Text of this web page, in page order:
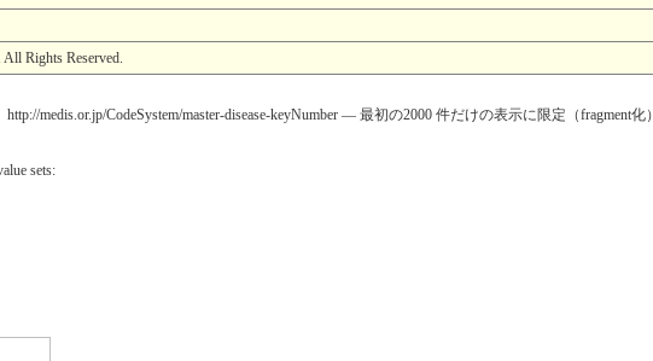
Rights Reserved.
medis.or.jp/CodeSystem/master-disease-keyNumber — 最初の2000 件だけの表示に限定（fragment化
sets: